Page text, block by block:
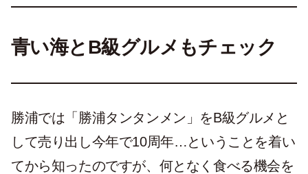
青い海とB級グルメもチェック
勝浦では「勝浦タンタンメン」をB級グルメと
して売り出し今年で10周年…ということを着い
てから知ったのですが、何となく食べる機会を